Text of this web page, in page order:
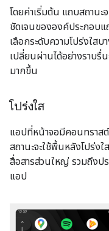
โดยค่าเริ่มต้น แถบสถาน
ชัดเจนขององค์ประกอบแ
เลือกระดับความโปร่งใสบ
เปลี่ยนผ่านได้อย่างราบรื่
มากขึ้น
โปร่งใส
แอปที่หน้าจอมีคอนทราส
สถานะจะใช้พื้นหลังโปร่ง
สื่อสารส่วนใหญ่ รวมถึงป
แอป